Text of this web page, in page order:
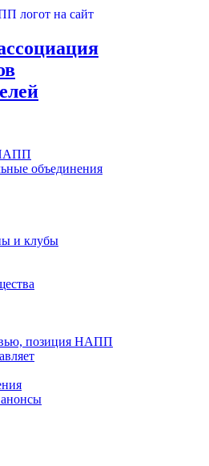
объединения
и клубы
позиция НАПП